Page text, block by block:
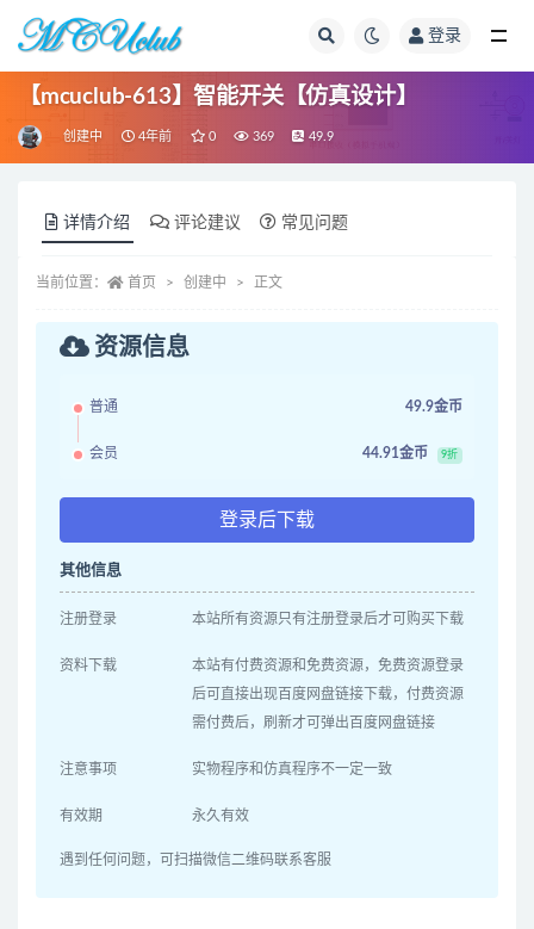
登录
【mcuclub-613】智能开关【仿真设计】
创建中 4年前 0 369 49.9
详情介绍 评论建议 常见问题
当前位置： 首页 创建中 正文
资源信息
普通 49.9金币
会员 44.91金币 9折
登录后下载
其他信息
注册登录 本站所有资源只有注册登录后才可购买下载
资料下载
本站有付费资源和免费资源，免费资源登录
后可直接出现百度网盘链接下载，付费资源
需付费后，刷新才可弹出百度网盘链接
注意事项 实物程序和仿真程序不一定一致
有效期 永久有效
遇到任何问题，可扫描微信二维码联系客服